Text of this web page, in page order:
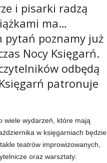
i pisarki radzą
ma…
pytań poznamy już
Nocy Księgarń.
odbędą
patronuje
wiele wydarzeń, które mają
w księgarniach będzie
teatrów improwizowanych,
oraz warsztaty: